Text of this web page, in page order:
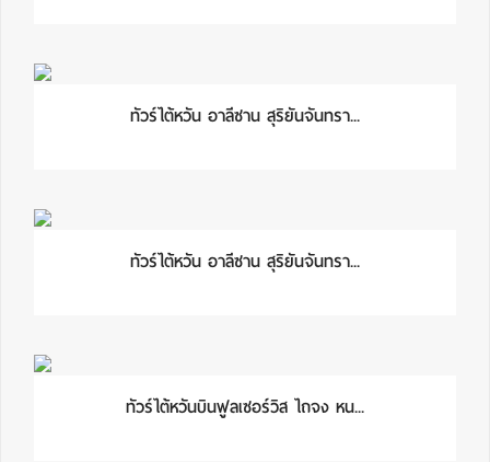
ทัวร์ไต้หวัน อาลีซาน สุริยันจันทรา...
ทัวร์ไต้หวัน อาลีซาน สุริยันจันทรา...
ทัวร์ไต้หวันบินฟูลเซอร์วิส ไถจง หน...